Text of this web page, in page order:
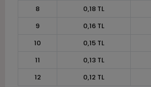
8
0,18 TL
9
0,16 TL
10
0,15 TL
11
0,13 TL
12
0,12 TL